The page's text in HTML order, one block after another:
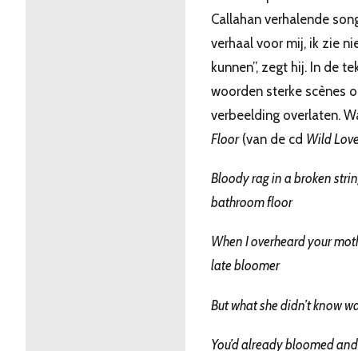
Callahan verhalende
verhaal voor mij, ik zie
kunnen”, zegt hij. In de
woorden sterke scènes
verbeelding overlaten.
Floor(van de cd Wild
Bloody rag in a broken
bathroom floor
When I overheard your
late bloomer
But what she didn’t know
You’d already bloomed